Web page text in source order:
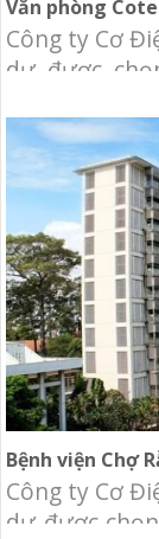
Văn phòng
Công ty Cơ
dự được
phòng Tập
Đầu Tư và
Tầng 6, Tòa
Bệnh viện Chợ
Công ty Cơ
dự được